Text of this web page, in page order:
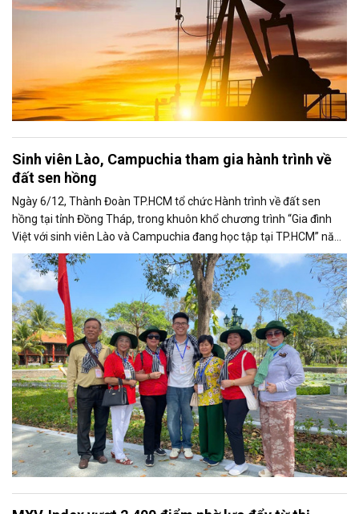
Sinh viên Lào, Campuchia tham gia hành trình về
đất sen hồng
Ngày 6/12, Thành Đoàn TP.HCM tổ chức Hành trình về đất sen
hồng tại tỉnh Đồng Tháp, trong khuôn khổ chương trình “Gia đình
Việt với sinh viên Lào và Campuchia đang học tập tại TP.HCM” năm
2025.